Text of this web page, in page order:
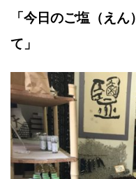
「今日のご塩（え
て」